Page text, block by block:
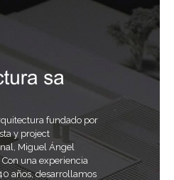
fundado por
y project
Miguel Ángel
una experiencia
años, desarrollamos